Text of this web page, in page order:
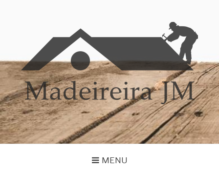
MADEIREIRA JM
Blog Madeireira JM
MENU